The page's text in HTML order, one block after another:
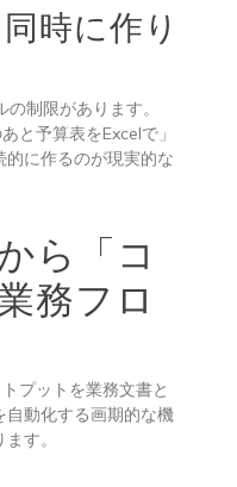
時に作り
制限があります。
と予算表をExcelで」
に作るのが現実的な
ら「コ
務フロ
プットを業務文書と
自動化する画期的な機
す。